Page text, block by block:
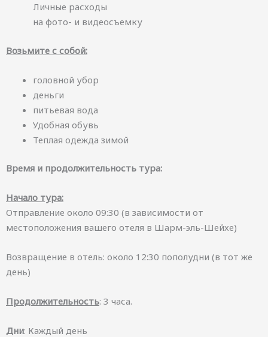
Личные расходы
на фото- и видеосъемку
Возьмите с собой:
головной убор
деньги
питьевая вода
Удобная обувь
Теплая одежда зимой
Время и продолжительность тура:
Начало тура:
Отправление около 09:30 (в зависимости от
местоположения вашего отеля в Шарм-эль-Шейхе)
Возвращение в отель: около 12:30 пополудни (в тот же
день)
Продолжительность: 3 часа.
Дни: Каждый день